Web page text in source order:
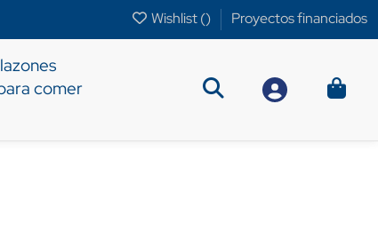
Wishlist () Proyectos financiados
comer